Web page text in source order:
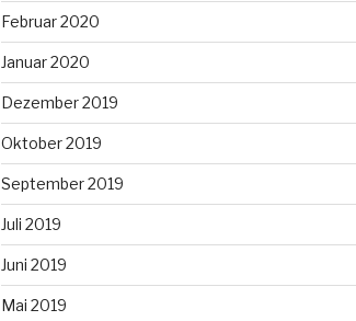
Februar 2020
Januar 2020
Dezember 2019
Oktober 2019
September 2019
Juli 2019
Juni 2019
Mai 2019